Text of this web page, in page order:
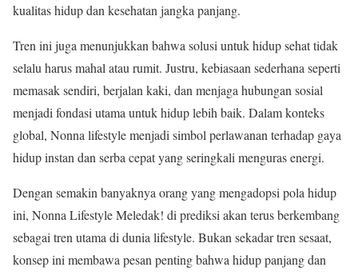
kualitas hidup dan kesehatan jangka panjang.
Tren ini juga menunjukkan bahwa solusi untuk hidup sehat tidak
selalu harus mahal atau rumit. Justru, kebiasaan sederhana seperti
memasak sendiri, berjalan kaki, dan menjaga hubungan sosial
menjadi fondasi utama untuk hidup lebih baik. Dalam konteks
global, Nonna lifestyle menjadi simbol perlawanan terhadap gaya
hidup instan dan serba cepat yang seringkali menguras energi.
Dengan semakin banyaknya orang yang mengadopsi pola hidup
ini, Nonna Lifestyle Meledak! di prediksi akan terus berkembang
sebagai tren utama di dunia lifestyle. Bukan sekadar tren sesaat,
konsep ini membawa pesan penting bahwa hidup panjang dan